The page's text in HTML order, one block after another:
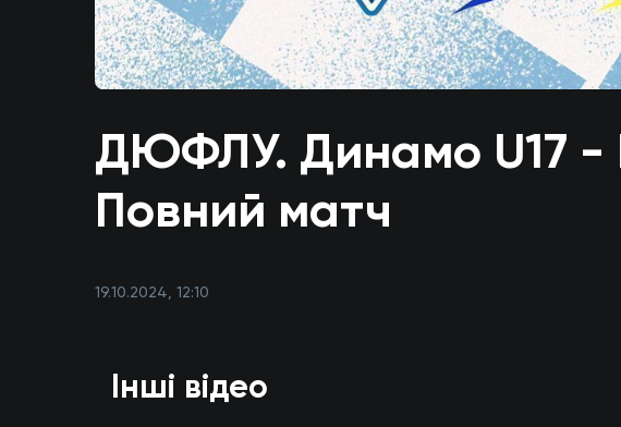
ДЮФЛУ. Динамо U17 -
Повний матч
19.10.2024, 12:10
Інші відео